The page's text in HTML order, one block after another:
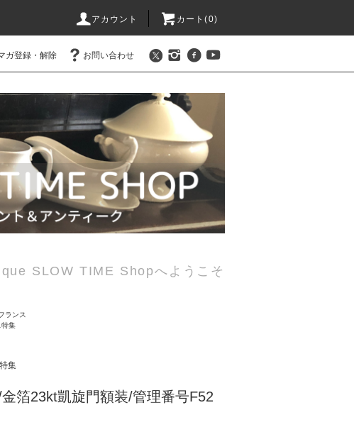
アカウント カート(0)
ガ登録・解除 お問い合わせ
SLOW TIME Shopへようこそ
ランス
特集
集
箔23kt凱旋門額装/管理番号F52